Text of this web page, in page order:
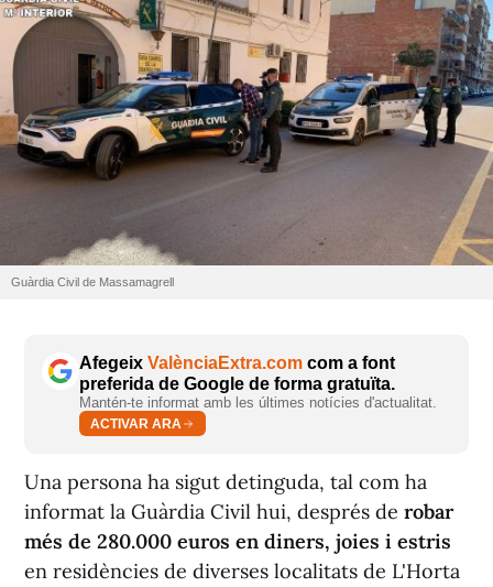
Guàrdia Civil de Massamagrell
Afegeix ValènciaExtra.com com a font
preferida de Google de forma gratuïta.
Mantén-te informat amb les últimes notícies d'actualitat.
ACTIVAR ARA
Una persona ha sigut detinguda, tal com ha
informat la Guàrdia Civil hui, després de robar
més de 280.000 euros en diners, joies i estris
en residències de diverses localitats de L'Horta